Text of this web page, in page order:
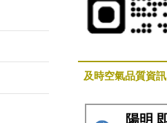
及時空氣品質資訊